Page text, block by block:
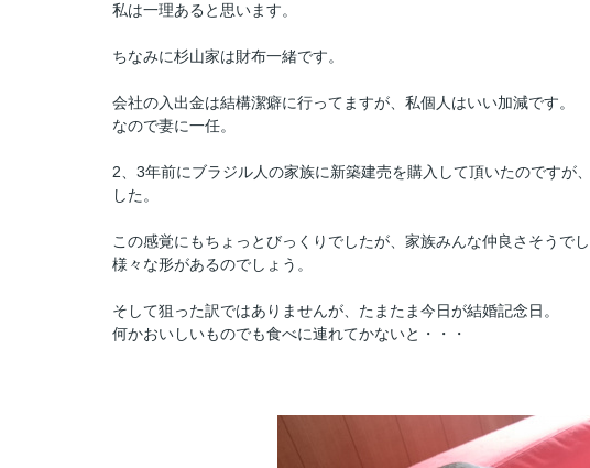
私は一理あると思います。
ちなみに杉山家は財布一緒です。
会社の入出金は結構潔癖に行ってますが、私個人はいい加減です。
なので妻に一任。
2、3年前にブラジル人の家族に新築建売を購入して頂いたのですが
した。
この感覚にもちょっとびっくりでしたが、家族みんな仲良さそうでし
様々な形があるのでしょう。
そして狙った訳ではありませんが、たまたま今日が結婚記念日。
何かおいしいものでも食べに連れてかないと・・・